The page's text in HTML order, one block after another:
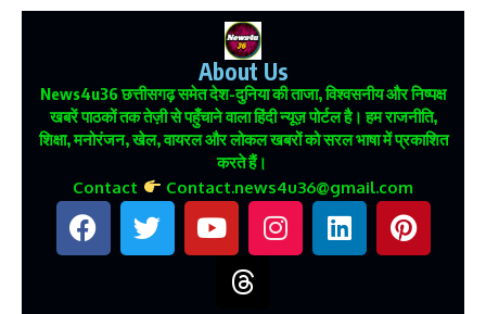
About Us
News4u36छत्तीसगढ़ समेत देश-दुनिया की ताजा, विश्वसनीय और निष्पक्ष
खबरें पाठकों तक तेज़ी से पहुँचाने वाला हिंदी न्यूज़ पोर्टल है। हम राजनीति,
शिक्षा, मनोरंजन, खेल, वायरल और लोकल खबरों को सरल भाषा में प्रकाशित
करते हैं।
Contact Contact.news4u36@gmail.com